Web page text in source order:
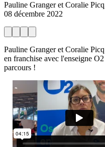
Pauline Granger et Coralie
08 décembre 2022
Pauline Granger et Coralie
en franchise avec l'enseigne
parcours !